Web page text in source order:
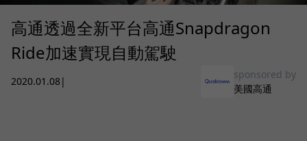
高通透過全新平台高通Snapdragon
Ride加速實現自動駕駛
2020.01.08|
sponsored by
美國高通